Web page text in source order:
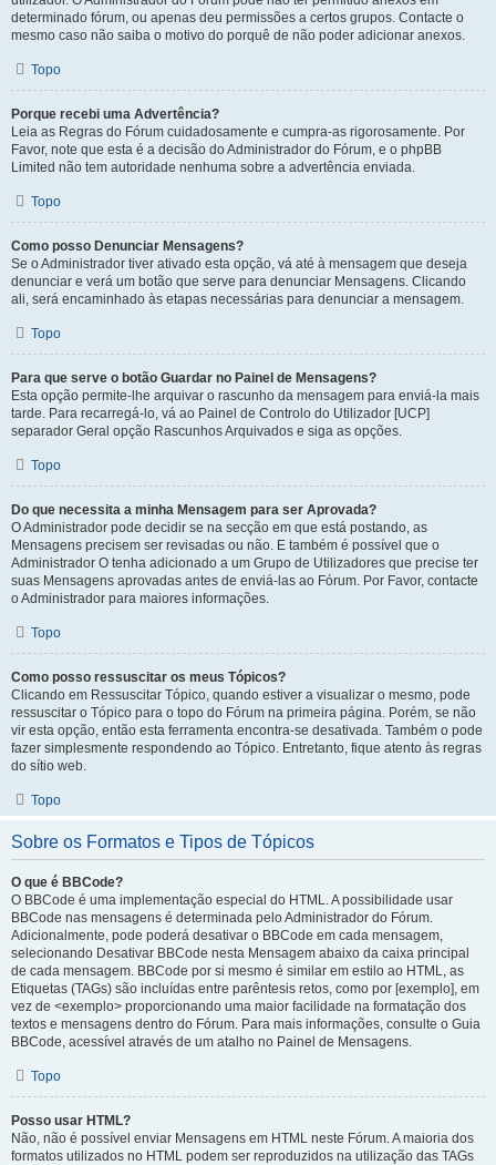
determinado fórum, ou apenas deu permissões a certos grupos. Contacte o
mesmo caso não saiba o motivo do porquê de não poder adicionar anexos.
Topo
Porque recebi uma Advertência?
Leia as Regras do Fórum cuidadosamente e cumpra-as rigorosamente. Por
Favor, note que esta é a decisão do Administrador do Fórum, e o phpBB
Limited não tem autoridade nenhuma sobre a advertência enviada.
Topo
Como posso Denunciar Mensagens?
Se o Administrador tiver ativado esta opção, vá até à mensagem que deseja
denunciar e verá um botão que serve para denunciar Mensagens. Clicando
ali, será encaminhado às etapas necessárias para denunciar a mensagem.
Topo
Para que serve o botão Guardar no Painel de Mensagens?
Esta opção permite-lhe arquivar o rascunho da mensagem para enviá-la mais
tarde. Para recarregá-lo, vá ao Painel de Controlo do Utilizador [UCP]
separador Geral opção Rascunhos Arquivados e siga as opções.
Topo
Do que necessita a minha Mensagem para ser Aprovada?
O Administrador pode decidir se na secção em que está postando, as
Mensagens precisem ser revisadas ou não. E também é possível que o
Administrador O tenha adicionado a um Grupo de Utilizadores que precise ter
suas Mensagens aprovadas antes de enviá-las ao Fórum. Por Favor, contacte
o Administrador para maiores informações.
Topo
Como posso ressuscitar os meus Tópicos?
Clicando em Ressuscitar Tópico, quando estiver a visualizar o mesmo, pode
ressuscitar o Tópico para o topo do Fórum na primeira página. Porém, se não
vir esta opção, então esta ferramenta encontra-se desativada. Também o pode
fazer simplesmente respondendo ao Tópico. Entretanto, fique atento às regras
do sítio web.
Topo
Sobre os Formatos e Tipos de Tópicos
O que é BBCode?
O BBCode é uma implementação especial do HTML. A possibilidade usar
BBCode nas mensagens é determinada pelo Administrador do Fórum.
Adicionalmente, pode poderá desativar o BBCode em cada mensagem,
selecionando Desativar BBCode nesta Mensagem abaixo da caixa principal
de cada mensagem. BBCode por si mesmo é similar em estilo ao HTML, as
Etiquetas (TAGs) são incluídas entre parêntesis retos, como por [exemplo], em
vez de <exemplo> proporcionando uma maior facilidade na formatação dos
textos e mensagens dentro do Fórum. Para mais informações, consulte o Guia
BBCode, acessível através de um atalho no Painel de Mensagens.
Topo
Posso usar HTML?
Não, não é possível enviar Mensagens em HTML neste Fórum. A maioria dos
formatos utilizados no HTML podem ser reproduzidos na utilização das TAGs